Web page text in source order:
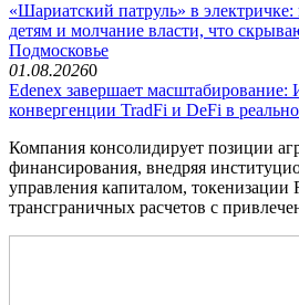
«Шариатский патруль» в
детям и молчание власти, что
Подмосковье
01.08.20260
Edenex завершает масштабирование:
конвергенции TradFi и DeFi в
Компания консолидирует позиции
финансирования, внедряя
управления капиталом, токенизации
трансграничных расчетов с